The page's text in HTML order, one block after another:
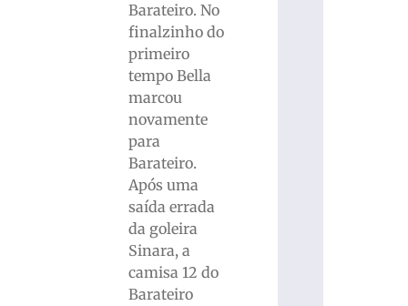
Barateiro. No
finalzinho do
primeiro
tempo Bella
marcou
novamente
para
Barateiro.
Após uma
saída errada
da goleira
Sinara, a
camisa 12 do
Barateiro